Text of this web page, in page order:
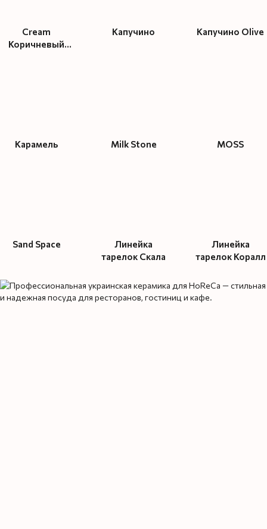
Cream
Коричневый
Капучино Капучино Olive
Карамель Milk Stone MOSS
Sand Space
Линейка
тарелок Скала
Линейка
тарелок Коралл